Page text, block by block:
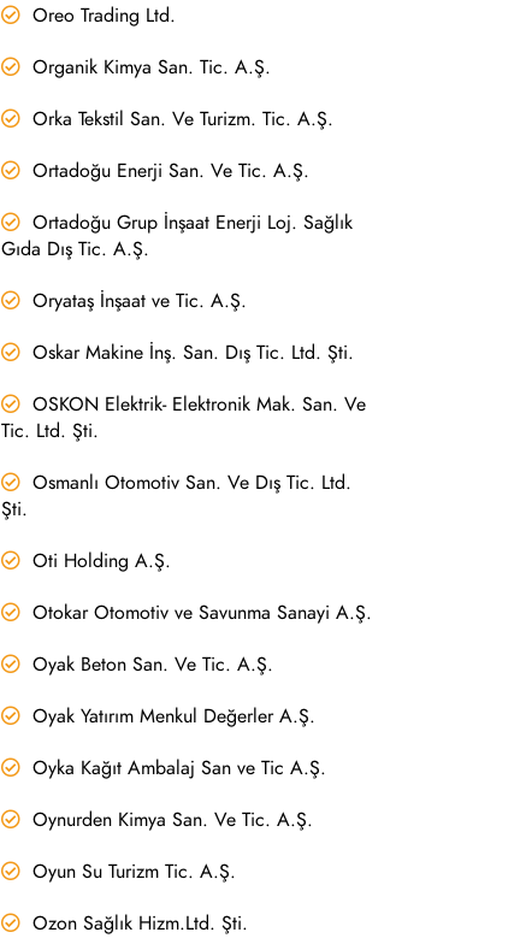
Oreo Trading Ltd.
Organik Kimya San. Tic. A.Ş.
Orka Tekstil San. Ve Turizm. Tic. A.Ş.
Ortadoğu Enerji San. Ve Tic. A.Ş.
Ortadoğu Grup İnşaat Enerji Loj. Sağlık
Gıda Dış Tic. A.Ş.
Oryataş İnşaat ve Tic. A.Ş.
Oskar Makine İnş. San. Dış Tic. Ltd. Şti.
OSKON Elektrik- Elektronik Mak. San. Ve
Tic. Ltd. Şti.
Osmanlı Otomotiv San. Ve Dış Tic. Ltd.
Şti.
Oti Holding A.Ş.
Otokar Otomotiv ve Savunma Sanayi A.Ş.
Oyak Beton San. Ve Tic. A.Ş.
Oyak Yatırım Menkul Değerler A.Ş.
Oyka Kağıt Ambalaj San ve Tic A.Ş.
Oynurden Kimya San. Ve Tic. A.Ş.
Oyun Su Turizm Tic. A.Ş.
Ozon Sağlık Hizm.Ltd. Şti.